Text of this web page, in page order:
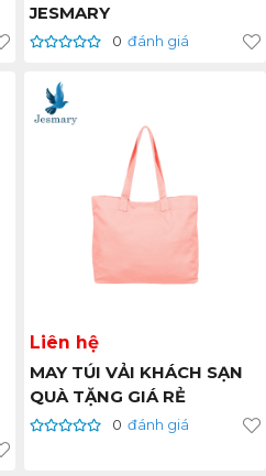
JESMARY
0 đánh giá
Liên hệ
MAY TÚI VẢI KHÁCH SẠN
QUÀ TẶNG GIÁ RẺ
0 đánh giá